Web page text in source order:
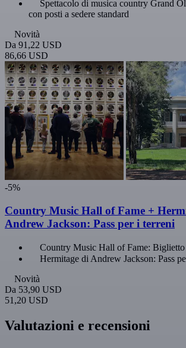
Spettacolo di musica country Grand
con posti a sedere standard
Novità
Da 91,22 USD
86,66 USD
-5%
Country Music Hall of Fame +
Andrew Jackson: Pass per i terreni
Country Music Hall of Fame: Biglietto
Hermitage di Andrew Jackson: Pass
Novità
Da 53,90 USD
51,20 USD
Valutazioni e recensioni